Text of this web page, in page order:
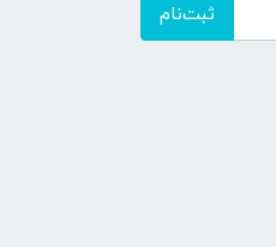
ثبت‌نام